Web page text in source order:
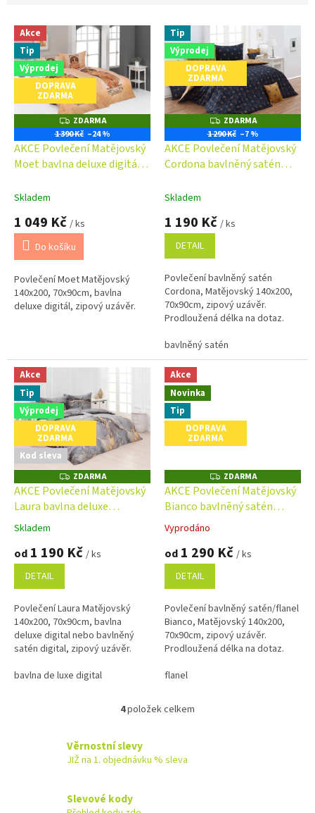
p
p
Akce
Tip
Výprodej
DOPRAVA
ZDARMA
Z
D
A
R
M
A
ZDARMA
1 390 Kč –24 %
AKCE Povlečení Matějovský
Moet bavlna deluxe digitál
Skladem
1 049 Kč / ks
Do košíku
Povlečení Moet Matějovský
140x200, 70x90cm, bavlna
deluxe digitál, zipový uzávěr.
Tip
Výprodej
DOPRAVA
ZDARMA
Z
D
A
R
M
A
ZDARMA
1 290 Kč –7 %
AKCE Povlečení Matějovský
Cordona bavlněný satén
Skladem
1 190 Kč / ks
DETAIL
Povlečení bavlněný satén
Cordona, Matějovský 140x200,
70x90cm, zipový uzávěr.
Prodloužená délka na dotaz.
bavlněný satén
Akce
Tip
Výprodej
DOPRAVA
ZDARMA
Kod sleva
Z
D
A
R
ZDARMA
AKCE Povlečení Matějovský
Laura bavlna deluxe
digital/bavlněný satén
Průměrné
produktu
5,0
5
hvězdiček.
Skladem
od 1 190 Kč / ks
DETAIL
Povlečení Laura Matějovský
140x200, 70x90cm, bavlna
deluxe digital nebo bavlněný
satén digital, zipový uzávěr.
...
bavlna de luxe digital
Akce
Novinka
Tip
DOPRAVA
ZDARMA
Z
D
A
R
ZDARMA
AKCE Povlečení Matějovský
Bianco bavlněný satén
140x200cm 70x90cm
Průměrné
produktu
5,0
5
hvězdiček.
Vyprodáno
od 1 290 Kč / ks
DETAIL
Povlečení bavlněný satén/flanel
Bianco, Matějovský 140x200,
70x90cm, zipový uzávěr.
Prodloužená délka na dotaz.
flanel
O
á
d
4položek celkem
Věrnostní slevy
JIŽ na 1. objednávku % sleva
Slevové kody